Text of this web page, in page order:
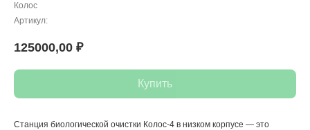
Колос
Артикул:
125000,00 ₽
Купить
Станция биологической очистки Колос-4 в низком корпусе — это